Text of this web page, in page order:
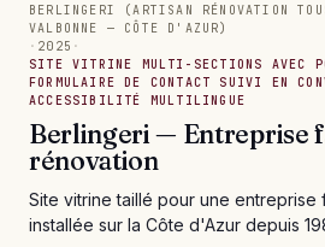
BERLINGERI (ARTISAN RÉNOVATION
VALBONNE — CÔTE D'AZUR)
· 2025 ·
SITE VITRINE MULTI-SECTIONS AVEC
FORMULAIRE DE CONTACT SUIVI EN
ACCESSIBILITÉ MULTILINGUE
Berlingeri — Entreprise
rénovation
Site vitrine taillé pour une entreprise
installée sur la Côte d'Azur depuis